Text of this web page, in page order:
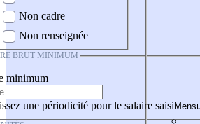
Non cadre
Non renseignée
BRUT MINIMUM
minimum
une périodicité pour le salaire saisi